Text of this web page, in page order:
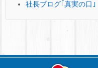
社長ブログ｢真実の口｣